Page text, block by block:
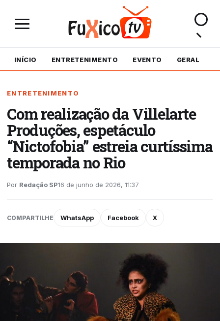
INÍCIO ENTRETENIMENTO EVENTO GERAL
ENTRETENIMENTO
Com realização da Villelarte
Produções, espetáculo
“Nictofobia” estreia curtíssima
temporada no Rio
Por Redação SP16 de junho de 2026, 11:37
COMPARTILHE WhatsApp Facebook X